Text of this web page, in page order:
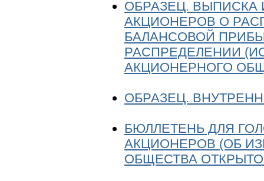
ОБРАЗЕЦ. ВЫПИСКА
АКЦИОНЕРОВ О
БАЛАНСОВОЙ
РАСПРЕДЕЛЕНИИ
АКЦИОНЕРНОГО
ОБРАЗЕЦ.
БЮЛЛЕТЕНЬ ДЛЯ
АКЦИОНЕРОВ (ОБ
ОБЩЕСТВА